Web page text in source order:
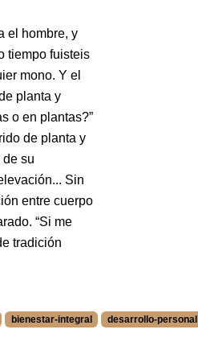
el hombre, y
tiempo fuisteis
mono. Y el
planta y
o en plantas?”
de planta y
su
Sin
entre cuerpo
“Si me
tradición
bienestar-integral desarrollo-personal